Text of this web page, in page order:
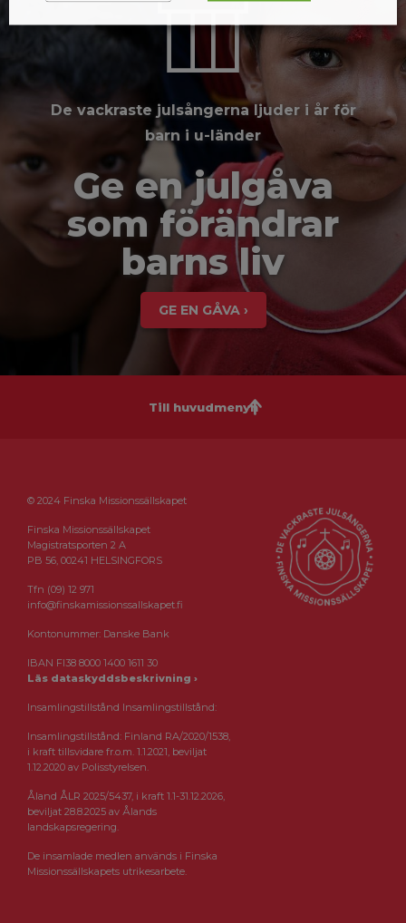
De vackraste julsångerna ljuder i år för
barn i u-länder
Ge en julgåva
som förändrar
barns liv
GE EN GÅVA ›
Till huvudmenyn
© 2024 Finska Missionssällskapet
Finska Missionssällskapet
Magistratsporten 2 A
PB 56, 00241 HELSINGFORS
Tfn (09) 12 971
info@finskamissionssallskapet.fi
Kontonummer: Danske Bank
IBAN FI38 8000 1400 1611 30
Läs dataskyddsbeskrivning ›
Insamlingstillstånd Insamlingstillstånd:
Insamlingstillstånd: Finland RA/2020/1538,
i kraft tillsvidare fr.o.m. 1.1.2021, beviljat
1.12.2020 av Polisstyrelsen.
Åland ÅLR 2025/5437, i kraft 1.1-31.12.2026,
beviljat 28.8.2025 av Ålands
landskapsregering.
De insamlade medlen används i Finska
Missionssällskapets utrikesarbete.